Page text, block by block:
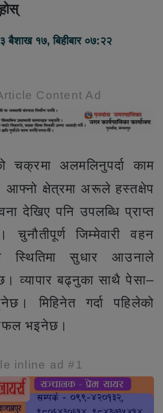
बैशाख १७, बिहीबार ०७:२२
Content Ad
चक्रमा अलमलिनुपर्दा काम
क्षेत्रमा अरूले हस्तक्षेप
देखिए पनि उपलब्धि प्राप्त
जिम्मेवारी वहन
स्थितिमा सुधार आउनाले
व्यापार बढ्नुका साथै पेसा–
मिहिनेत गर्दा पहिलेको
भइनेछ।
inline ad #1